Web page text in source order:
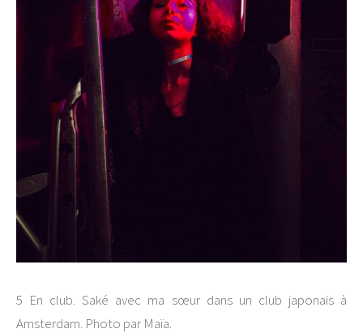
5 En club. Saké avec ma sœur dans un club japonais à
Amsterdam. Photo par Maïa.